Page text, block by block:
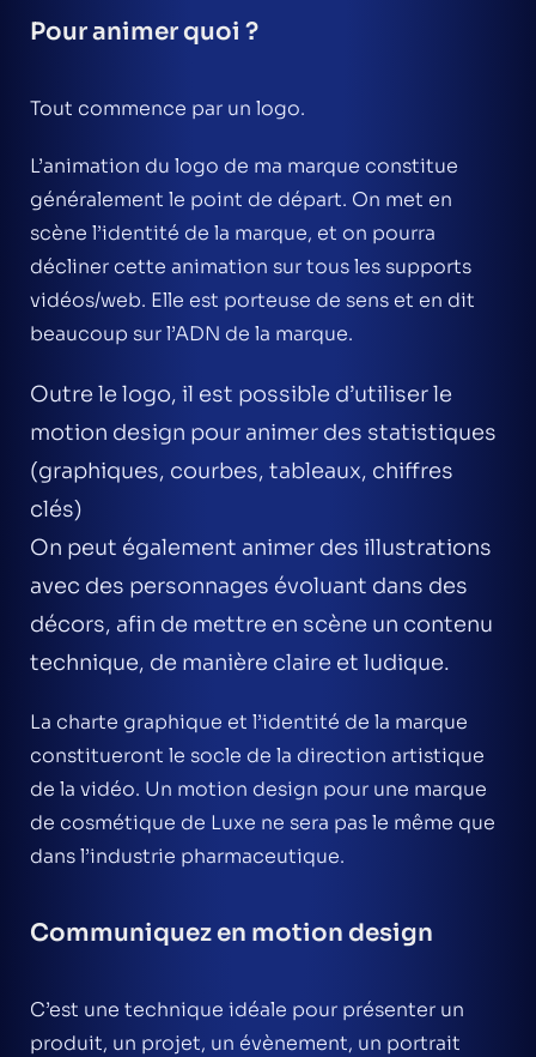
Pour animer quoi ?
Tout commence par un logo.
L’animation du logo de ma marque constitue
généralement le point de départ. On met en
scène l’identité de la marque, et on pourra
décliner cette animation sur tous les supports
vidéos/web. Elle est porteuse de sens et en dit
beaucoup sur l’ADN de la marque.
Outre le logo, il est possible d’utiliser le
motion design pour animer des statistiques
(graphiques, courbes, tableaux, chiffres
clés)
On peut également animer des illustrations
avec des personnages évoluant dans des
décors, afin de mettre en scène un contenu
technique, de manière claire et ludique.
La charte graphique et l’identité de la marque
constitueront le socle de la direction artistique
de la vidéo. Un motion design pour une marque
de cosmétique de Luxe ne sera pas le même que
dans l’industrie pharmaceutique.
Communiquez en motion design
C’est une technique idéale pour présenter un
produit, un projet, un évènement, un portrait